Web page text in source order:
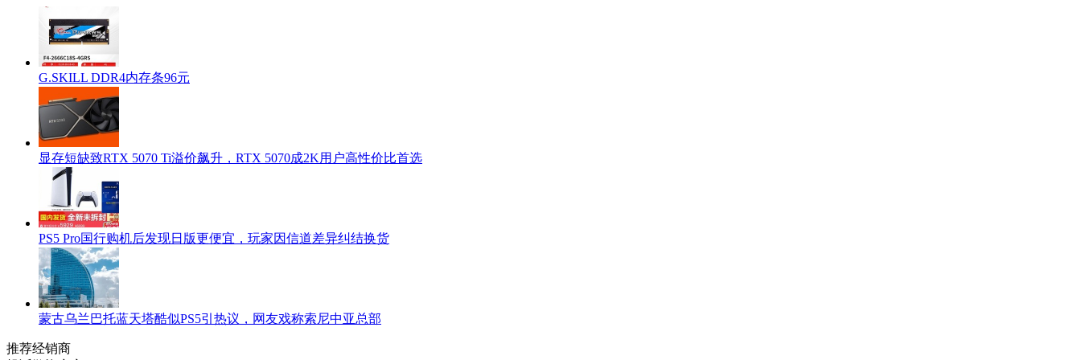
G.SKILL DDR4内存条96元
显存短缺致RTX 5070 Ti溢价飙升，RTX 5070成2K用户高性价比首选
PS5 Pro国行购机后发现日版更便宜，玩家因信道差异纠结换货
蒙古乌兰巴托蓝天塔酷似PS5引热议，网友戏称索尼中亚总部
推荐经销商